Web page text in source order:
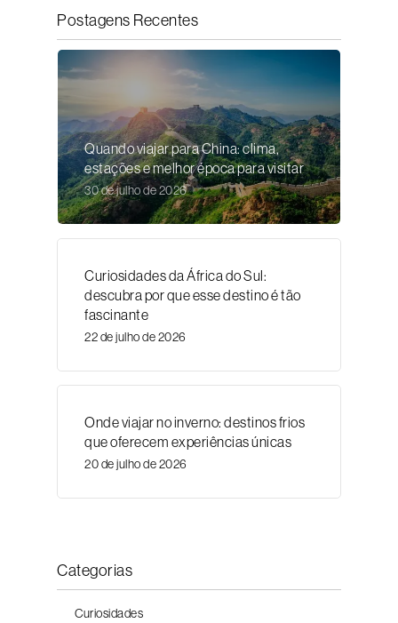
Postagens Recentes
Quando viajar para China: clima,
estações e melhor época para visitar
30 de julho de 2026
Curiosidades da África do Sul:
descubra por que esse destino é tão
fascinante
22 de julho de 2026
Onde viajar no inverno: destinos frios
que oferecem experiências únicas
20 de julho de 2026
Categorias
Curiosidades